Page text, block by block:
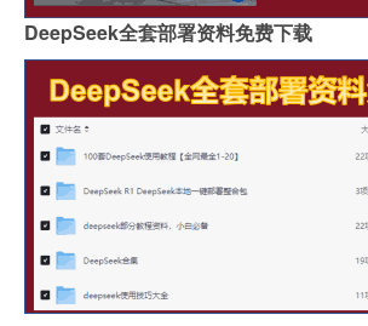
DeepSeek全套部署资料免费下载